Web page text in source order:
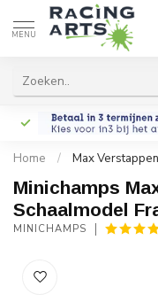
MENU
Home / Max
Minichamps
Schaalmodel
MINICHAMPS